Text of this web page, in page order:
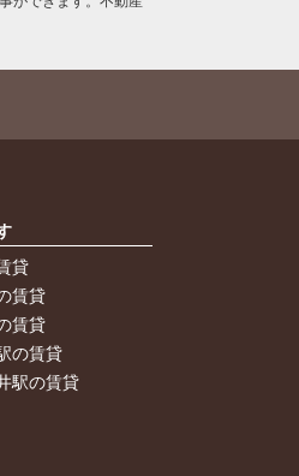
貸
賃貸
賃貸
の賃貸
駅の賃貸